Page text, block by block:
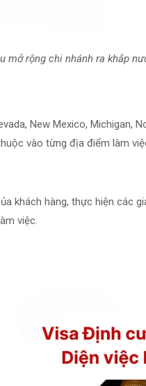
mở rộng chi nhánh ra khắp
New Mexico, Michigan,
vào từng địa điểm làm
khách hàng, thực hiện các
việc.